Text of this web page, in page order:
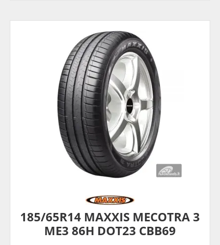
185/65R14 MAXXIS MECOTRA 3
ME3 86H DOT23 CBB69